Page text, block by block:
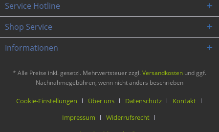
Service Hotline
Shop Service
Informationen
* Alle Preise inkl. gesetzl. Mehrwertsteuer zzgl. Versandkosten und ggf.
Nachnahmegebühren, wenn nicht anders beschrieben
Cookie-Einstellungen Über uns Datenschutz
Kontakt
Impressum
Widerrufsrecht